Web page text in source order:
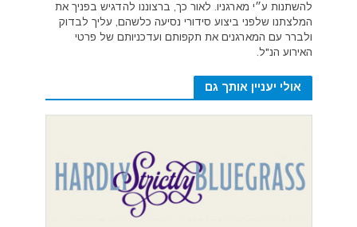
להשתנות ע״י מארגניו. לאור כך, ברצוננו להדגיש בפניך את
המלצתנו שלפני ביצוע סידורי נסיעה כלשהם, עליך לבדוק
ולברר עם המארגנים את תקפותם ועדכניותם של פרטי
האירוע הנ"ל.
אולי יעניין אותך גם